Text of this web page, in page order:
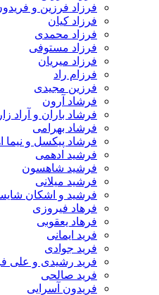
فرزاد فرزین و فریدون آسرایی
فرزاد کیان
فرزاد محمدی
فرزاد مستوفی
فرزاد میریان
فرزام راد
فرزین مجیدی
فرشاد آرون
فرشاد باران و آراد زارعی
فرشاد بهرامی
فرشاد پیکسل و نیما اهورا
فرشید ادهمی
فرشید شاهسون
فرشید میلانی
فرشید و اشکان شایسته
فرهاد فیروزی
فرهاد یعقوبی
فرید ایمانی
فرید جوادی
فرید رشیدی و علی فرین کیا
فرید صالحی
فریدون آسرایی